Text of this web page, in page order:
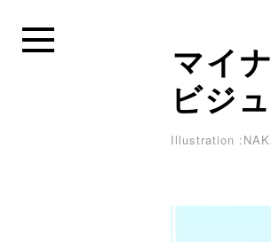
マイ
ビジ
Illustration